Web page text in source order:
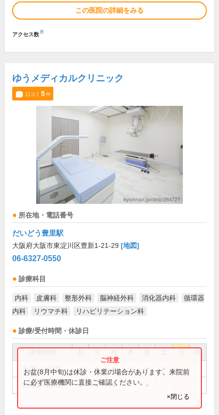
この医院の詳細をみる
アクセス数※
ゆうメディカルクリニック
口コミ 5件
所在地・電話番号
だいどう豊里駅
大阪府大阪市東淀川区豊新1-21-29 [地図]
06-6327-0550
診療科目
内科 皮膚科 整形外科 脳神経外科 消化器内科
循環器
内科
リウマチ科 リハビリテーション科
診療/受付時間・休診日
祝
9:00～12:00 ● ● ● ● ●
16:00～19:00 ● ● ●
お盆(8月中旬)は休診・休業の場合があります。来院前
に必ず医療機関に直接ご確認ください。
×閉じる